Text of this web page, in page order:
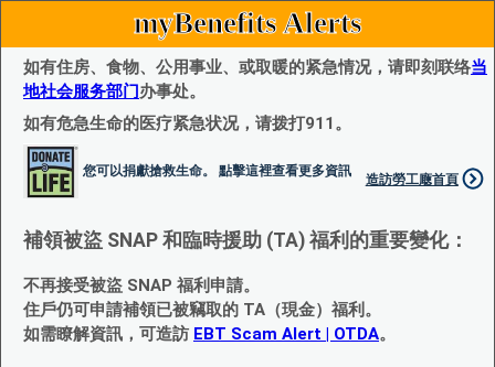
myBenefits Alerts
如有住房、食物、公用事业、或取暖的紧急情况，请即刻联络当
地社会服务部门办事处。
如有危急生命的医疗紧急状况，请拨打911。
您可以捐獻搶救生命。 點擊這裡查看更多資訊
造訪勞工廰首頁
補領被盜 SNAP 和臨時援助 (TA) 福利的重要變化：
不再接受被盜 SNAP 福利申請。
住戶仍可申請補領已被竊取的 TA（現金）福利。
如需瞭解資訊，可造訪 EBT Scam Alert | OTDA。